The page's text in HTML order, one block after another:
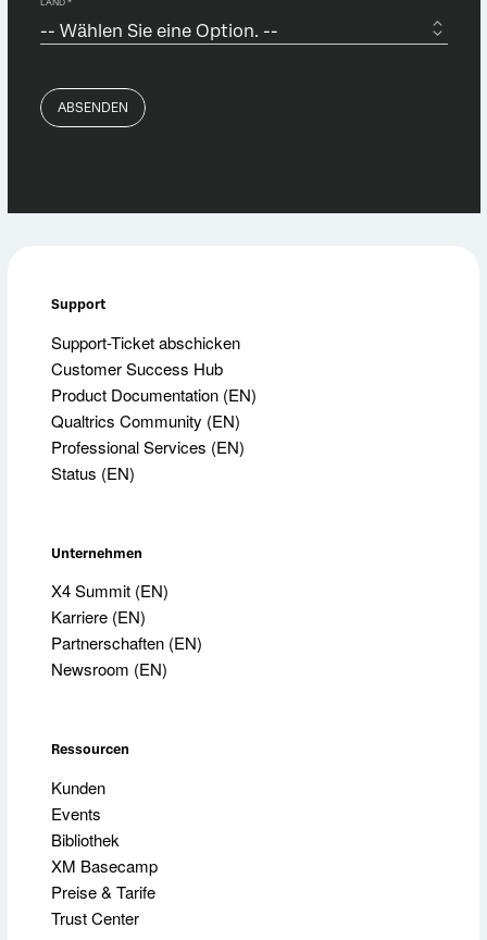
Support
Support-Ticket abschicken
Customer Success Hub
Product Documentation (EN)
Qualtrics Community (EN)
Professional Services (EN)
Status (EN)
Unternehmen
X4 Summit (EN)
Karriere (EN)
Partnerschaften (EN)
Newsroom (EN)
Ressourcen
Kunden
Events
Bibliothek
XM Basecamp
Preise & Tarife
Trust Center